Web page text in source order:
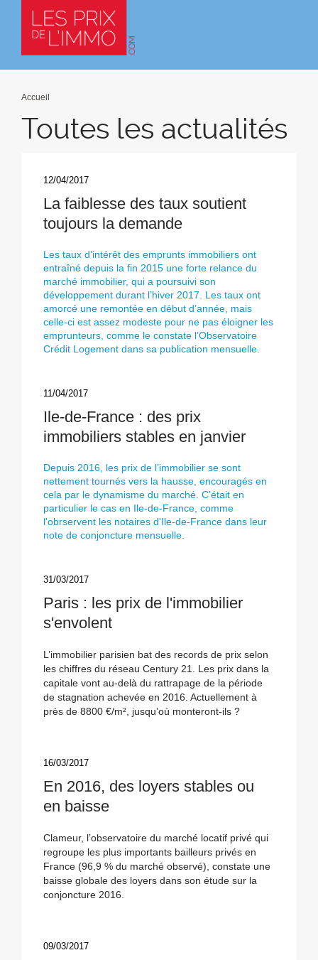
Accueil
Toutes les actualités
12/04/2017
La faiblesse des taux soutient
toujours la demande
Les taux d’intérêt des emprunts immobiliers ont
entraîné depuis la fin 2015 une forte relance du
marché immobilier, qui a poursuivi son
développement durant l’hiver 2017. Les taux ont
amorcé une remontée en début d’année, mais
celle-ci est assez modeste pour ne pas éloigner les
emprunteurs, comme le constate l’Observatoire
Crédit Logement dans sa publication mensuelle.
11/04/2017
Ile-de-France : des prix
immobiliers stables en janvier
Depuis 2016, les prix de l’immobilier se sont
nettement tournés vers la hausse, encouragés en
cela par le dynamisme du marché. C’était en
particulier le cas en Ile-de-France, comme
l'obrservent les notaires d'Ile-de-France dans leur
note de conjoncture mensuelle.
31/03/2017
Paris : les prix de l'immobilier
s'envolent
L’immobilier parisien bat des records de prix selon
les chiffres du réseau Century 21. Les prix dans la
capitale vont au-delà du rattrapage de la période
de stagnation achevée en 2016. Actuellement à
près de 8800 €/m², jusqu’où monteront-ils ?
16/03/2017
En 2016, des loyers stables ou
en baisse
Clameur, l’observatoire du marché locatif privé qui
regroupe les plus importants bailleurs privés en
France (96,9 % du marché observé), constate une
baisse globale des loyers dans son étude sur la
conjoncture 2016.
09/03/2017